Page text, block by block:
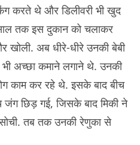
करते थे और डिलीवरी भी खुद
तक इस दुकान को चलाकर
अब धीरे-धीरे उनकी बेबी
अच्छा कमाने लगाने थे. उनकी
काम कर रहे थे. इसके बाद बीच
छिड़ गई, जिसके बाद मिकी ने
तब तक उनकी रेणुका से